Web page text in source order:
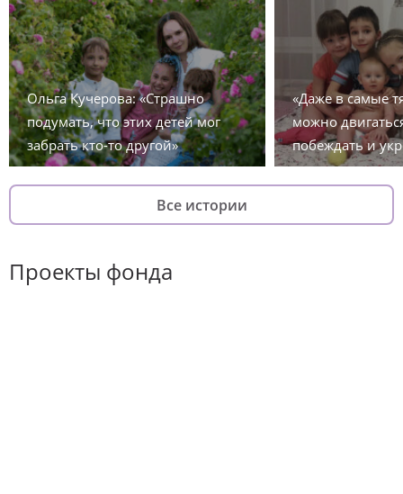
Ольга Кучерова: «Страшно
подумать, что этих детей мог
забрать кто-то другой»
«Даже в самые
можно
побеждать и
Все истории
Проекты фонда